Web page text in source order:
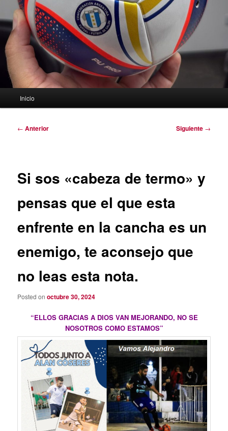
Inicio
Navegación
← Anterior Siguiente →
Si sos «cabeza de termo» y
pensas que el que esta
enfrente en la cancha es un
enemigo, te aconsejo que
no leas esta nota.
Posted onoctubre 30, 2024
“ELLOS GRACIAS A DIOS VAN MEJORANDO, NO SE
NOSOTROS COMO ESTAMOS”